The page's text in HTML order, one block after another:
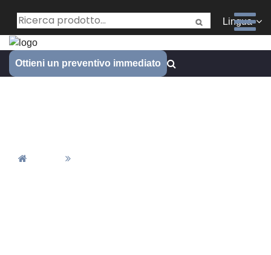
Lingua
Ottieni un preventivo immediato